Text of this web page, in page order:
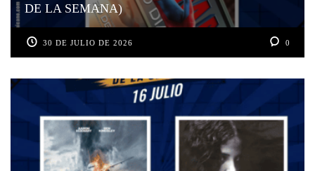
DE LA SEMANA)
30 DE JULIO DE 2026 0